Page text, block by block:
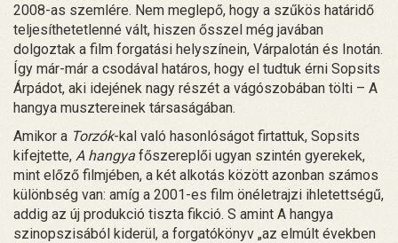
2008-as szemlére. Nem meglepő, hogy a szűkös határidő
teljesíthetetlenné vált, hiszen ősszel még javában
dolgoztak a film forgatási helyszínein, Várpalotán és Inotán.
Így már-már a csodával határos, hogy el tudtuk érni Sopsits
Árpádot, aki idejének nagy részét a vágószobában tölti – A
hangya musztereinek társaságában.
Amikor a Torzók-kal való hasonlóságot firtattuk, Sopsits
kifejtette, A hangya főszereplői ugyan szintén gyerekek,
mint előző filmjében, a két alkotás között azonban számos
különbség van: amíg a 2001-es film önéletrajzi ihletettségű,
addig az új produkció tiszta fikció. S amint A hangya
szinopszisából kiderül, a forgatókönyv „az elmúlt években